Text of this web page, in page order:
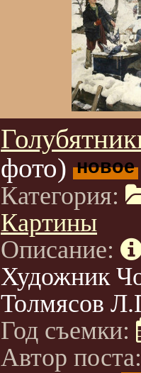
фото) новое
Категория:
Картины
Описание:
Художник
Толмясов
Год съемки:
Автор